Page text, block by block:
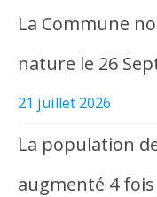
La Commune
nature le 26
21 juillet 2026
La population
augmenté 4